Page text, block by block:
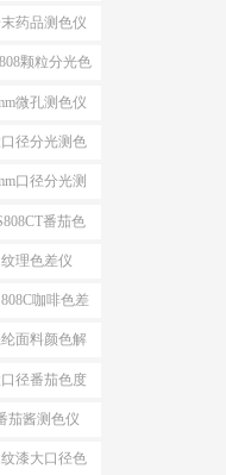
药品测色仪
颗粒分光色
差仪
微孔测色仪
径分光测色
仪选型
口径分光测
色仪番茄色
差仪
纹理色差仪
咖啡色差
仪
面料颜色解
决方案
径番茄色度
仪YS4582
茄酱测色仪
PS809
漆大口径色